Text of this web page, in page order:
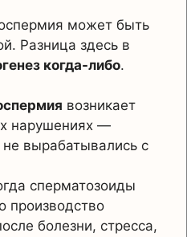
может быть
Разница здесь в
когда-либо.
возникает
нарушениях —
вырабатывались с
сперматозоиды
производство
болезни, стресса,